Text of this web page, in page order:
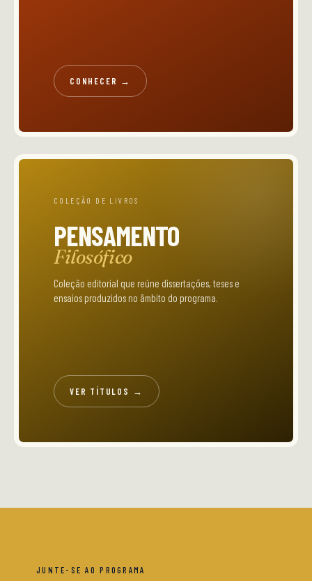
CONHECER →
COLEÇÃO DE LIVROS
PENSAMENTO
Filosófico
Coleção editorial que reúne dissertações, teses e
ensaios produzidos no âmbito do programa.
VER TÍTULOS →
JUNTE-SE AO PROGRAMA